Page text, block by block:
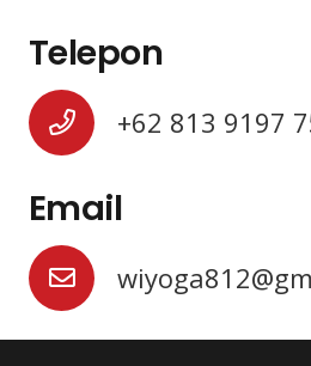
Telepon
+62 813 9197
Email